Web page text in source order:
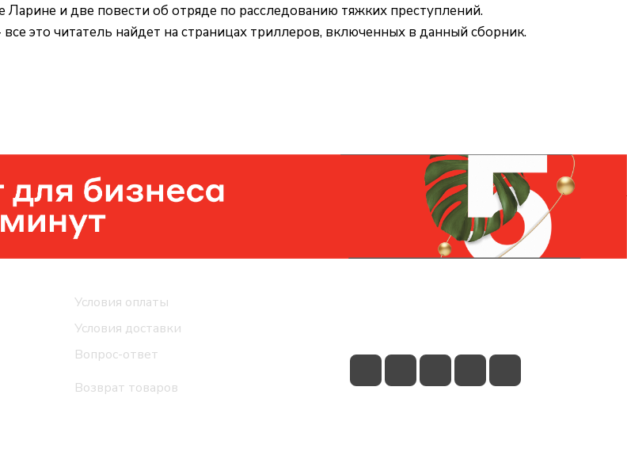
и две повести об отряде по расследованию тяжких преступлений.
это читатель найдет на страницах триллеров, включенных в данный сборник.
Условия оплаты
Условия доставки
Вопрос-ответ
Возврат товаров